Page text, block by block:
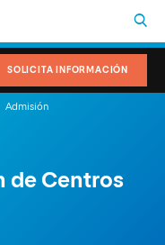
SOLICITA INFORMACIÓN
Admisión
de Centros